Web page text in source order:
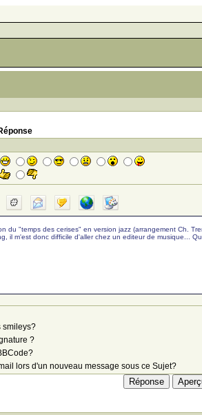
smileys?
?
lors d'un nouveau message sous ce Sujet?